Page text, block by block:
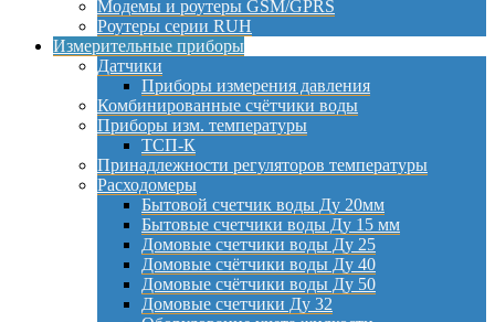
Модемы и роутеры GSM/GPRS
Роутеры серии RUH
Измерительные приборы
Датчики
Приборы измерения давления
Комбинированные счётчики воды
Приборы изм. температуры
ТСП-К
Принадлежности регуляторов температуры
Расходомеры
Бытовой счетчик воды Ду 20мм
Бытовые счетчики воды Ду 15 мм
Домовые счетчики воды Ду 25
Домовые счётчики воды Ду 40
Домовые счётчики воды Ду 50
Домовые счетчики Ду 32